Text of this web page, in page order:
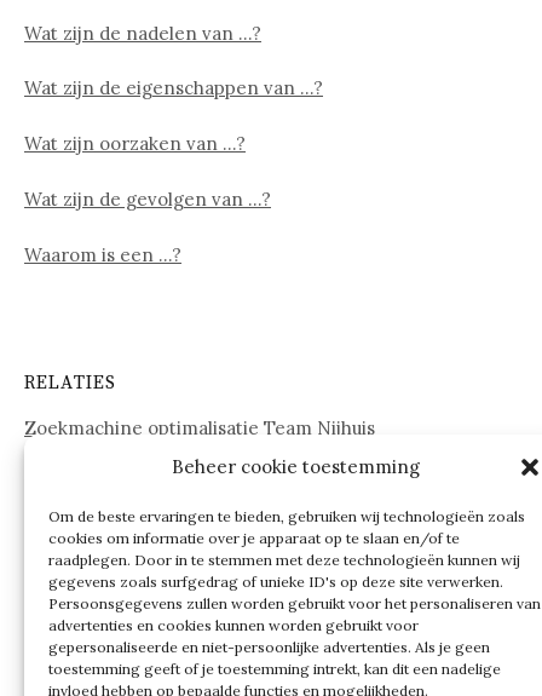
Beheer cookie toestemming
Om de beste ervaringen te bieden, gebruiken wij technologieën zoals
cookies om informatie over je apparaat op te slaan en/of te
raadplegen. Door in te stemmen met deze technologieën kunnen wij
gegevens zoals surfgedrag of unieke ID's op deze site verwerken.
Persoonsgegevens zullen worden gebruikt voor het personaliseren van
advertenties en cookies kunnen worden gebruikt voor
gepersonaliseerde en niet-persoonlijke advertenties. Als je geen
toestemming geeft of je toestemming intrekt, kan dit een nadelige
invloed hebben op bepaalde functies en mogelijkheden.
Wat zijn de nadelen van …?
Wat zijn de eigenschappen van …?
Wat zijn oorzaken van …?
Wat zijn de gevolgen van …?
Waarom is een …?
RELATIES
Zoekmachine optimalisatie Team Nijhuis